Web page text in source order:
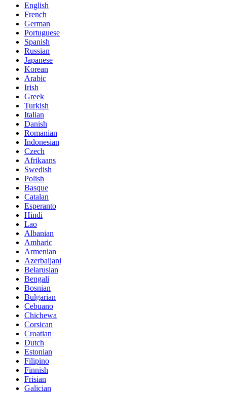
English
French
German
Portuguese
Spanish
Russian
Japanese
Korean
Arabic
Irish
Greek
Turkish
Italian
Danish
Romanian
Indonesian
Czech
Afrikaans
Swedish
Polish
Basque
Catalan
Esperanto
Hindi
Lao
Albanian
Amharic
Armenian
Azerbaijani
Belarusian
Bengali
Bosnian
Bulgarian
Cebuano
Chichewa
Corsican
Croatian
Dutch
Estonian
Filipino
Finnish
Frisian
Galician